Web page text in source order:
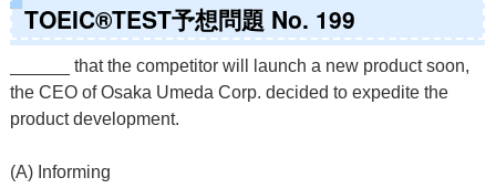
TOEIC®TEST予想問題 No. 199
______ that the competitor will launch a new product soon,
the CEO of Osaka Umeda Corp. decided to expedite the
product development.
(A) Informing